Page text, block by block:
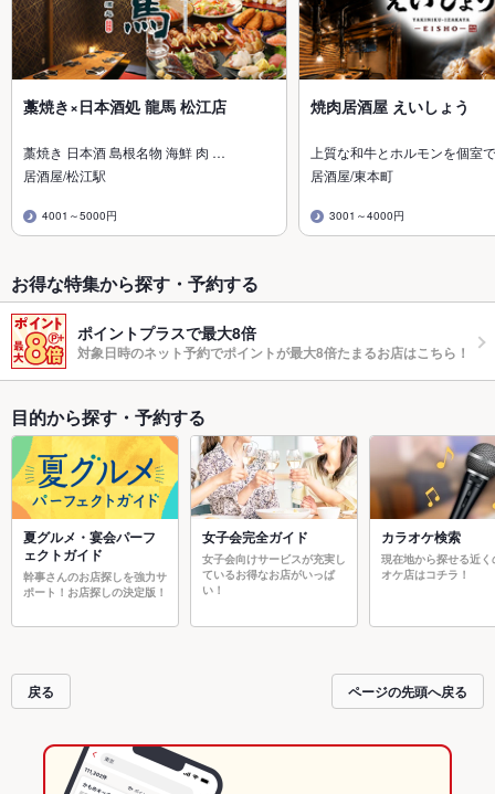
藁焼き×日本酒処 龍馬 松江店
藁焼き 日本酒 島根名物 海鮮 肉 …
居酒屋/松江駅
4001～5000円
焼肉居酒屋 えいしょう
上質な和牛とホルモンを個室
居酒屋/東本町
3001～4000円
お得な特集から探す・予約する
ポイントプラスで最大8倍
対象日時のネット予約でポイントが最大8倍たまるお店はこちら！
目的から探す・予約する
夏グルメ・宴会パーフ
ェクトガイド
幹事さんのお店探しを強力サ
ポート！お店探しの決定版！
女子会完全ガイド
女子会向けサービスが充実し
ているお得なお店がいっぱ
い！
カラオケ検索
現在地から探せる近く
オケ店はコチラ！
戻る ページの先頭へ戻る